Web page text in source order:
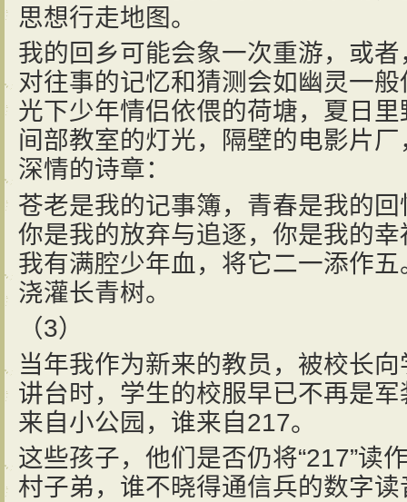
思想行走地图。
我的回乡可能会象一次重游，或
对往事的记忆和猜测会如幽灵一
光下少年情侣依偎的荷塘，夏日
间部教室的灯光，隔壁的电影片
深情的诗章：
苍老是我的记事簿，青春是我的回
你是我的放弃与追逐，你是我的
我有满腔少年血，将它二一添作
浇灌长青树。
（3）
当年我作为新来的教员，被校长
讲台时，学生的校服早已不再是
来自小公园，谁来自217。
这些孩子，他们是否仍将“217”读
村子弟，谁不晓得通信兵的数字